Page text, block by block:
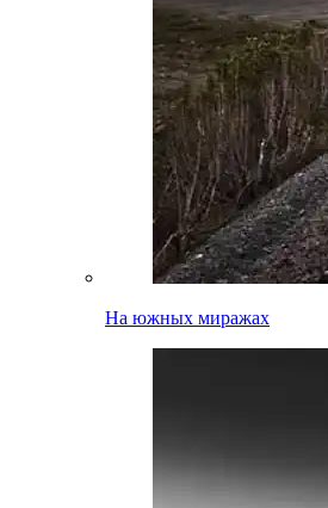
На южных миражах